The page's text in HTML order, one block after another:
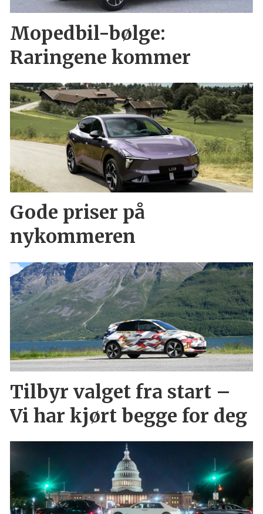
Mopedbil-bølge:
Raringene kommer
Gode priser på
nykommeren
Tilbyr valget fra start –
Vi har kjørt begge for deg